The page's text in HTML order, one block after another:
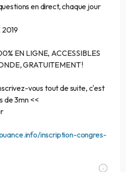
en direct, chaque jour
2019
EN LIGNE, ACCESSIBLES
GRATUITEMENT !
vous tout de suite, c'est
de 3mn <<
inscription-congres-